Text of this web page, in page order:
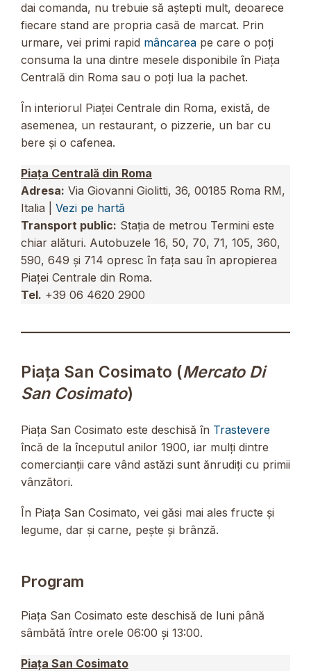
dai comanda, nu trebuie să aștepti mult, deoarece
fiecare stand are propria casă de marcat. Prin
urmare, vei primi rapid mâncarea pe care o poți
consuma la una dintre mesele disponibile în Piața
Centrală din Roma sau o poți lua la pachet.
În interiorul Piaței Centrale din Roma, există, de
asemenea, un restaurant, o pizzerie, un bar cu
bere și o cafenea.
Piața Centrală din Roma
Adresa: Via Giovanni Giolitti, 36, 00185 Roma RM,
Italia | Vezi pe hartă
Transport public: Stația de metrou Termini este
chiar alături. Autobuzele 16, 50, 70, 71, 105, 360,
590, 649 și 714 opresc în fața sau în apropierea
Piaței Centrale din Roma.
Tel. +39 06 4620 2900
Piața San Cosimato (Mercato Di
San Cosimato)
Piața San Cosimato este deschisă în Trastevere
încă de la începutul anilor 1900, iar mulți dintre
comercianții care vând astăzi sunt ănrudiți cu primii
vânzători.
În Piața San Cosimato, vei găsi mai ales fructe și
legume, dar și carne, pește și brânză.
Program
Piața San Cosimato este deschisă de luni până
sâmbătă între orele 06:00 și 13:00.
Piața San Cosimato